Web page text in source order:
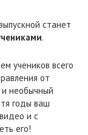
станет
.
учеников всего
от
и необычный
годы ваш
и с
его!